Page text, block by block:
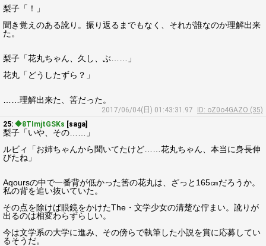
梨子「！」
聞き覚えのある訛り。振り返るまでもなく、それが誰なのか理解出来
た。
梨子「花丸ちゃん、久し、ぶ……」
花丸「どうしたずら？」
……理解出来た、筈だった。
2017/06/04(日) 01:43:31.97
ID: oZ0o4GAZO (35)
25: ◆8TImjtGSKs [saga]
梨子「いや、その……」
ルビィ「お姉ちゃんから聞いてたけど……花丸ちゃん、本当に身長伸
びたね」
Aqoursの中で一番背が低かった筈の花丸は、ざっと165㎝だろうか。
私の背を追い抜いていた。
その点を除けば眼鏡をかけたThe・文学少女の清楚な佇まい。訛りが
出るのは相変わらずらしい。
今は文学系の大学に進み、その傍らで執筆した小説を賞に応募してい
るそうだ。